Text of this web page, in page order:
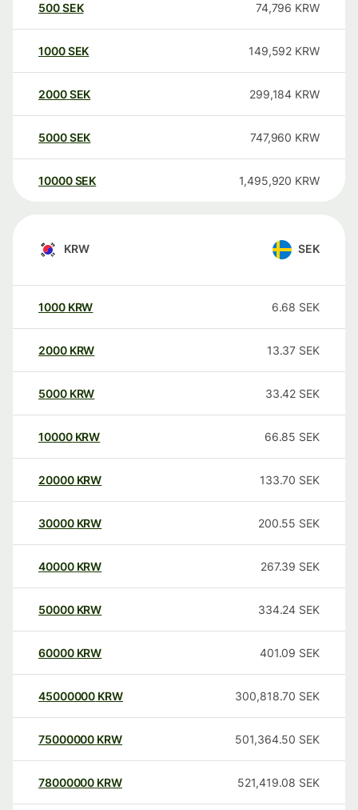
500SEK 74,796 KRW
1000SEK 149,592 KRW
2000SEK 299,184 KRW
5000SEK 747,960 KRW
10000 SEK 1,495,920 KRW
KRW SEK
1000 KRW 6.68 SEK
2000 KRW 13.37 SEK
5000 KRW 33.42 SEK
10000 KRW 66.85 SEK
20000 KRW 133.70 SEK
30000 KRW 200.55 SEK
40000 KRW 267.39 SEK
50000 KRW 334.24 SEK
60000 KRW 401.09 SEK
45000000 KRW 300,818.70 SEK
75000000 KRW 501,364.50 SEK
78000000 KRW 521,419.08 SEK